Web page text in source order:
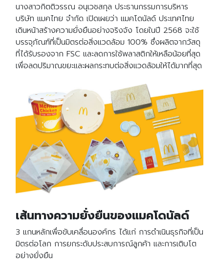
นางสาวกิตติวรรณ อนุเวชสกุล ประธานกรรมการบริหาร
บริษัท แมคไทย จำกัด เปิดเผยว่า แมคโดนัลด์ ประเทศไทย
เดินหน้าสร้างความยั่งยืนอย่างจริงจัง โดยในปี 2568 จะใช้
บรรจุภัณฑ์ที่เป็นมิตรต่อสิ่งแวดล้อม 100% ซึ่งผลิตจากวัสดุ
ที่ได้รับรองจาก FSC และลดการใช้พลาสติกให้เหลือน้อยที่สุด
เพื่อลดปริมาณขยะและผลกระทบต่อสิ่งแวดล้อมให้ได้มากที่สุด
เส้นทางความยั่งยืนของแมคโดนัลด์
3 แกนหลักเพื่อขับเคลื่อนองค์กร ได้แก่ การดำเนินธุรกิจที่เป็น
มิตรต่อโลก การยกระดับประสบการณ์ลูกค้า และการเติบโต
อย่างยั่งยืน